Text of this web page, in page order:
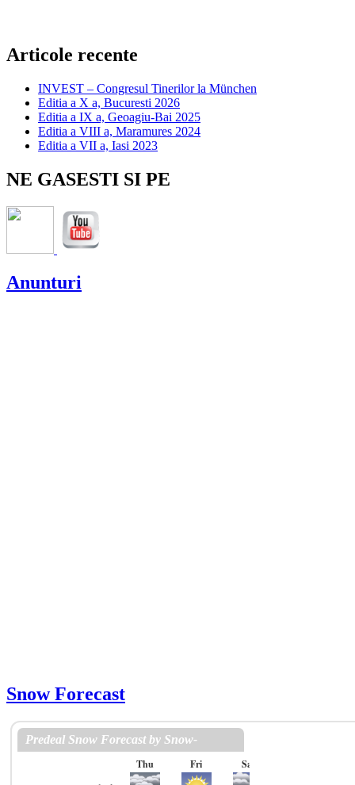
Articole recente
INVEST – Congresul Tinerilor la München
Editia a X a, Bucuresti 2026
Editia a IX a, Geoagiu-Bai 2025
Editia a VIII a, Maramures 2024
Editia a VII a, Iasi 2023
NE GASESTI SI PE
Anunturi
Snow Forecast